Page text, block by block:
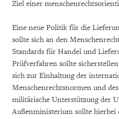
Ziel einer
Eine neue Politik für die
sollte sich an den
Standards für Handel und
Prüfverfahren sollte
sich zur Einhaltung der
Menschenrechtsnormen und
militärische Unterstützung der
Außenministerium sollte hierbei